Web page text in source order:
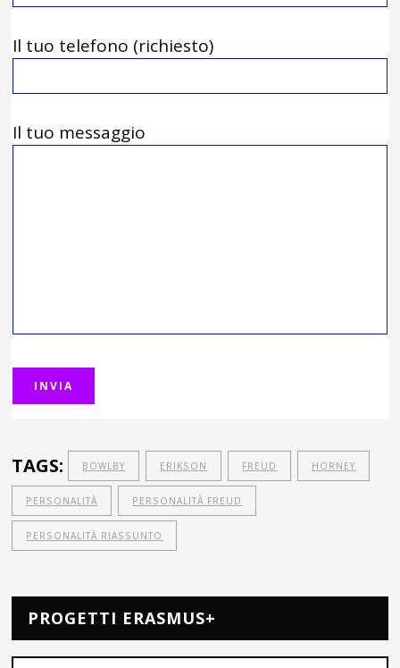
Il tuo telefono (richiesto)
Il tuo messaggio
TAGS: BOWLBY ERIKSON FREUD HORNEY
PERSONALITÀ PERSONALITÀ FREUD
PERSONALITÀ RIASSUNTO
PROGETTI ERASMUS+